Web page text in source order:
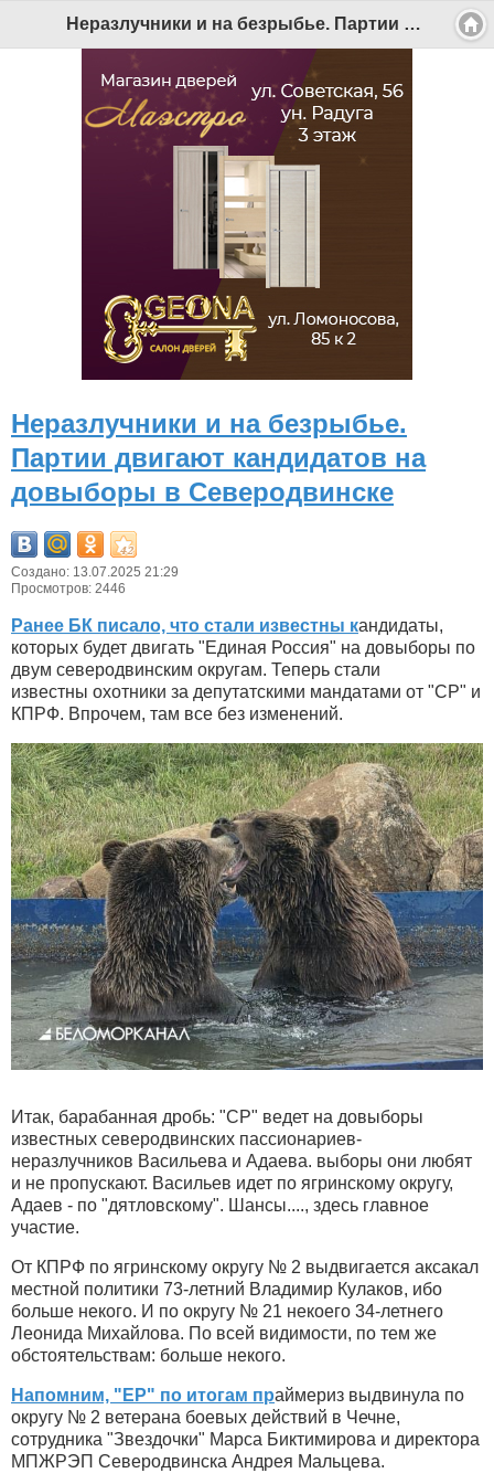
Неразлучники и на безрыбье. Партии двигают кандидатов на довыборы в Северодвинске - Беломорканал Северодвинск tv29.ru
Неразлучники и на безрыбье.
Партии двигают кандидатов на
довыборы в Северодвинске
Создано: 13.07.2025 21:29
Просмотров: 2446
Ранее БК писало, что стали известны кандидаты,
которых будет двигать "Единая Россия" на довыборы по
двум северодвинским округам. Теперь стали
известны охотники за депутатскими мандатами от "СР" и
КПРФ. Впрочем, там все без изменений.
Итак, барабанная дробь: "СР" ведет на довыборы
известных северодвинских пассионариев-
неразлучников Васильева и Адаева. выборы они любят
и не пропускают. Васильев идет по ягринскому округу,
Адаев - по "дятловскому". Шансы...., здесь главное
участие.
От КПРФ по ягринскому округу № 2 выдвигается аксакал
местной политики 73-летний Владимир Кулаков, ибо
больше некого. И по округу № 21 некоего 34-летнего
Леонида Михайлова. По всей видимости, по тем же
обстоятельствам: больше некого.
Напомним, "ЕР" по итогам праймериз выдвинула по
округу № 2 ветерана боевых действий в Чечне,
сотрудника "Звездочки" Марса Биктимирова и директора
МПЖРЭП Северодвинска Андрея Мальцева.
Версия для мобильных
Версия для ПК
© 2026 Беломорканал Северодвинск tv29.ru
is Free Software released under the GNU General Public
License.
Mobile version by
Mobile Joomla!
Desktop Version
СИ "Информационное агентство "Беломорканал" регистрационный номер ЭЛ № ФС77-77001 от 08.11.2019,
выдан Федеральной службой по надзору в сфере связи, информационных технологий и массовых
коммуникаций (Роскомнадзор). Учредитель: ООО "ТВ29". Главный редактор: Рудалев А.Г.
Беломорканал - новостной сайт Архангельской области: новости Северодвинска, новости поморья,
Все права на материалы, опубликованные на сайте, защищены в соответствии с российским и
международным законодательством об авторском праве и смежных правах.
При любом использовании текстовых, аудио-, фото- и видеоматериалов ссылка на www.tv29.ru обязательна.
При цитировании информации гиперссылка на www.tv29.ru обязательна. Использование материалов ИА
«Беломорканал» в коммерческих целях без письменного разрешения агентства не допускается. 18+